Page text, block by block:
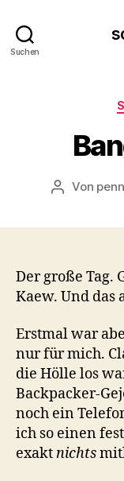
Suchen
Von
Der große Tag.
Kaew. Und das
Erstmal war
nur für mich.
die Hölle los
Backpacker-
noch ein
ich so einen
exaktnichts